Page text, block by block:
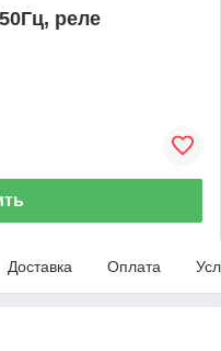
реле
Доставка Оплата